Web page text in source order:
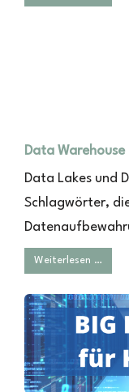
Data
Data Lakes und
Schlagwörter,
Weiterlesen …